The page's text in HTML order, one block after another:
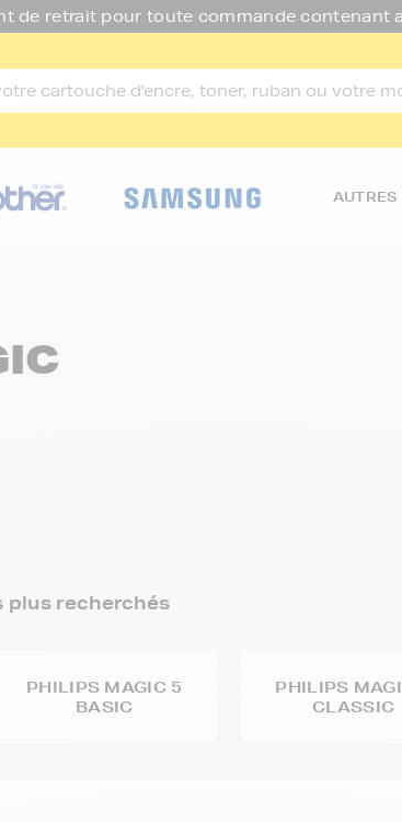
de retrait pour toute commande contenant
plus recherchés
PHILIPS MAGIC 5
BASIC
PHILIPS
CLASSIC